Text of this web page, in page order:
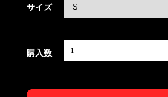
サイズ
購入数